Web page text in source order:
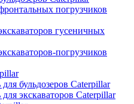
погрузчиков
гусеничных
погрузчиков
для бульдозеров Caterpillar
для экскаваторов Caterpillar